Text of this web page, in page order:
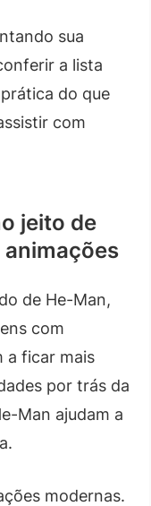
sua
a lista
do que
com
jeito de
de He-Man,
com
a ficar mais
por trás da
Man ajudam a
modernas.